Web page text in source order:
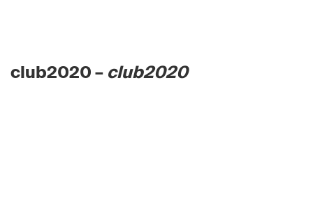
club2020 – club2020